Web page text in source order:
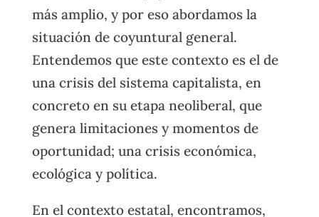
más amplio, y por eso abordamos la
situación de coyuntural general.
Entendemos que este contexto es el de
una crisis del sistema capitalista, en
concreto en su etapa neoliberal, que
genera limitaciones y momentos de
oportunidad; una crisis económica,
ecológica y política.
En el contexto estatal, encontramos,